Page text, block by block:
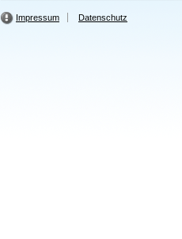
Impressum Datenschutz